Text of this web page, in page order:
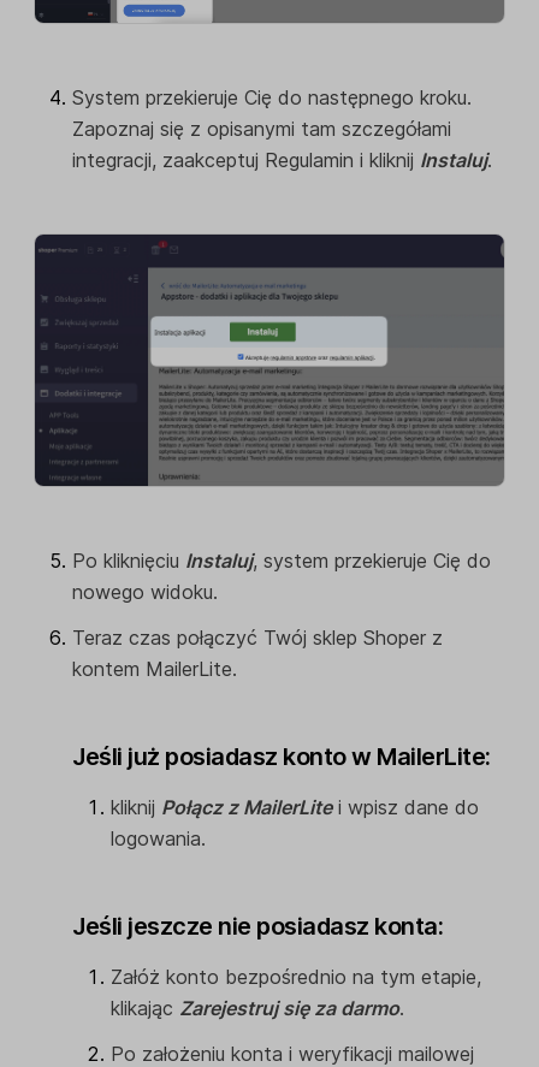
System przekieruje Cię do następnego kroku.
Zapoznaj się z opisanymi tam szczegółami
integracji, zaakceptuj Regulamin i kliknij Instaluj.
Po kliknięciu Instaluj, system przekieruje Cię do
nowego widoku.
Teraz czas połączyć Twój sklep Shoper z
kontem MailerLite.
Jeśli już posiadasz konto w MailerLite:
kliknij Połącz z MailerLitei wpisz dane do
logowania.
Jeśli jeszcze nie posiadasz konta:
Załóż konto bezpośrednio na tym etapie,
klikając Zarejestruj się za darmo.
Po założeniu konta i weryfikacji mailowej